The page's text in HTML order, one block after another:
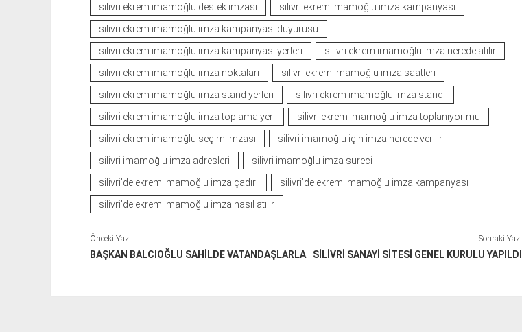
silivri ekrem imamoğlu destek imzası
silivri ekrem imamoğlu imza kampanyası
silivri ekrem imamoğlu imza kampanyası duyurusu
silivri ekrem imamoğlu imza kampanyası yerleri
silivri ekrem imamoğlu imza nerede atılır
silivri ekrem imamoğlu imza noktaları
silivri ekrem imamoğlu imza saatleri
silivri ekrem imamoğlu imza stand yerleri
silivri ekrem imamoğlu imza standı
silivri ekrem imamoğlu imza toplama yeri
silivri ekrem imamoğlu imza toplanıyor mu
silivri ekrem imamoğlu seçim imzası
silivri imamoğlu için imza nerede verilir
silivri imamoğlu imza adresleri
silivri imamoğlu imza süreci
silivri’de ekrem imamoğlu imza çadırı
silivri’de ekrem imamoğlu imza kampanyası
silivri’de ekrem imamoğlu imza nasıl atılır
Önceki Yazı
BAŞKAN BALCIOĞLU SAHİLDE VATANDAŞLARLA
Sonraki Yazı
SİLİVRİ SANAYİ SİTESİ GENEL KURULU YAPILDI